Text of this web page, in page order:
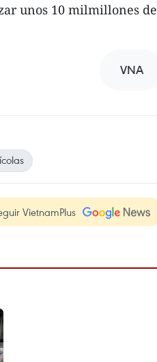
unos 10 milmillones de
VNA
VietnamPlus